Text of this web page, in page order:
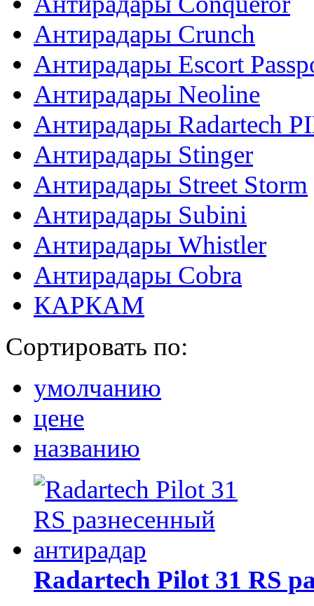
Антирадары Crunch
Антирадары Escort
Антирадары Neoline
Антирадары Radartech
Антирадары Stinger
Антирадары Street Storm
Антирадары Subini
Антирадары Whistler
Антирадары Сobra
КАРКАМ
Сортировать по:
умолчанию
цене
названию
Radartech Pilot 31 RS